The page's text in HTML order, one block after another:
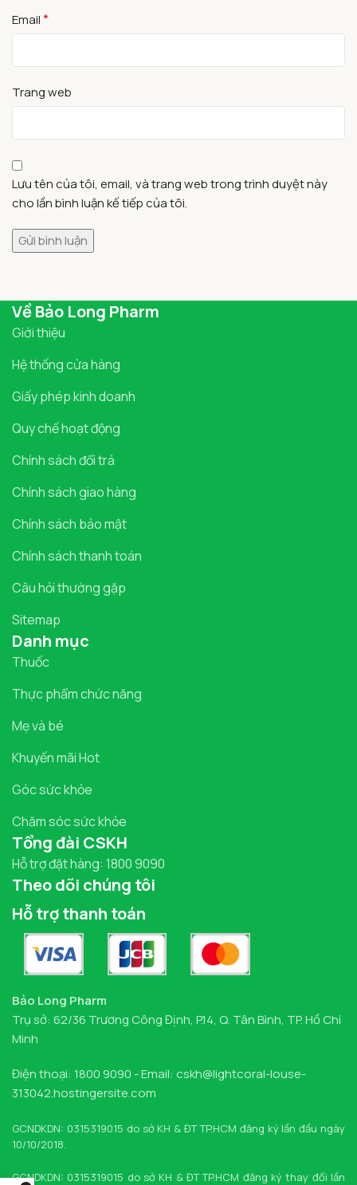
Email*
Trang web
Lưu tên của tôi, email, và trang web trong trình duyệt này
cho lần bình luận kế tiếp của tôi.
Về Bảo Long Pharm
Giới thiệu
Hệ thống cửa hàng
Giấy phép kinh doanh
Quy chế hoạt động
Chính sách đổi trả
Chính sách giao hàng
Chính sách bảo mật
Chính sách thanh toán
Câu hỏi thường gặp
Sitemap
Danh mục
Thuốc
Thực phẩm chức năng
Mẹ và bé
Khuyến mãi Hot
Góc sức khỏe
Chăm sóc sức khỏe
Tổng đài CSKH
Hỗ trợ đặt hàng: 1800 9090
Theo dõi chúng tôi
Hỗ trợ thanh toán
Bảo Long Pharm
Trụ sở: 62/36 Trương Công Định, P.14, Q. Tân Bình, TP. Hồ Chí
Minh
Điện thoại: 1800 9090 - Email: cskh@lightcoral-louse-
313042.hostingersite.com
GCNDKDN: 0315319015 do sở KH & ĐT TP.HCM đăng ký lần đầu ngày
10/10/2018.
GCNDKDN: 0315319015 do sở KH & ĐT TP.HCM đăng ký thay đổi lần